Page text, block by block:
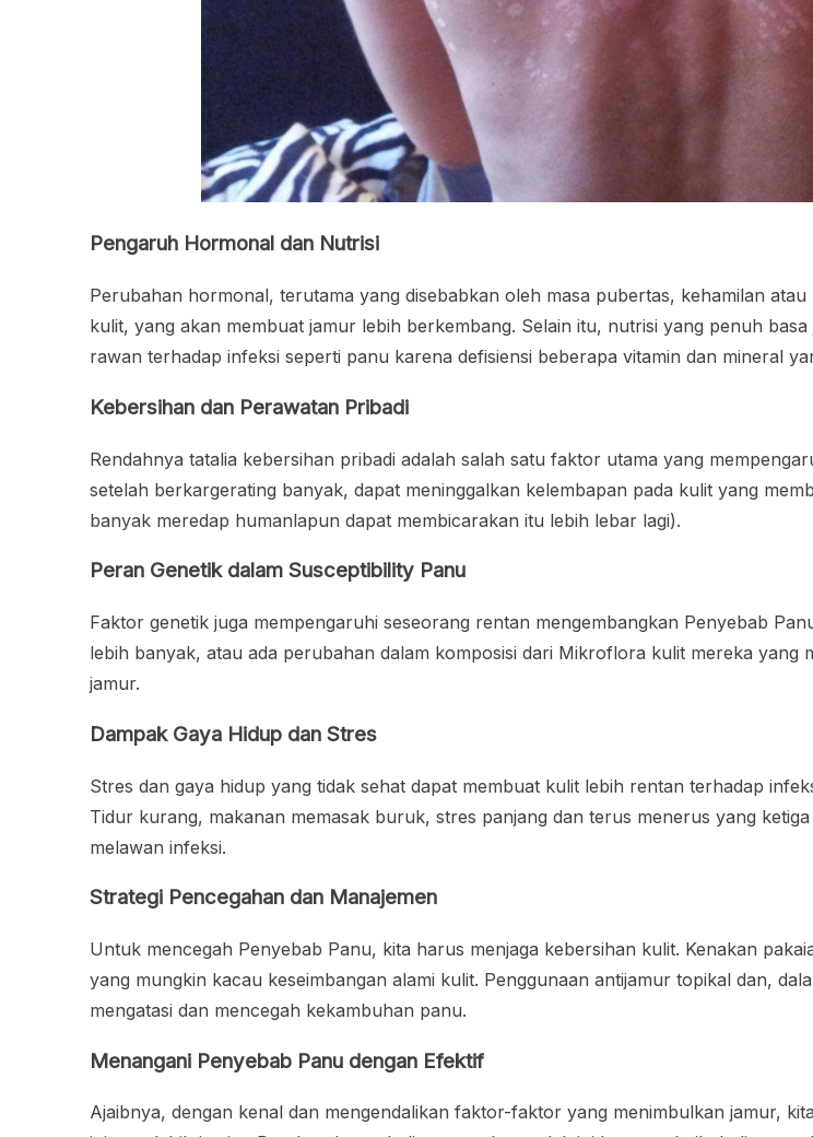
Pengaruh Hormonal dan Nutrisi
Perubahan hormonal, terutama yang disebabkan oleh masa pubertas, kehamilan
kulit, yang akan membuat jamur lebih berkembang. Selain itu, nutrisi yang penuh
rawan terhadap infeksi seperti panu karena defisiensi beberapa vitamin dan mineral
Kebersihan dan Perawatan Pribadi
Rendahnya tatalia kebersihan pribadi adalah salah satu faktor utama yang
setelah berkargerat­ing banyak, dapat meninggalkan kelembapan pada kulit yang
banyak meredap humanlapun dapat membicarakan itu lebih lebar lagi).
Peran Genetik dalam Susceptibility Panu
Faktor genetik juga mempengaruhi seseorang rentan mengembangkan Penyebab
lebih banyak, atau ada perubahan dalam komposisi dari Mikroflora kulit mereka
jamur.
Dampak Gaya Hidup dan Stres
Stres dan gaya hidup yang tidak sehat dapat membuat kulit lebih rentan terhadap
Tidur kurang, makanan memasak buruk, stres panjang dan terus menerus yang
melawan infeksi.
Strategi Pencegahan dan Manajemen
Untuk mencegah Penyebab Panu, kita harus menjaga kebersihan kulit. Kenakan
yang mungkin kacau keseimbangan alami kulit. Penggunaan antijamur topikal dan,
mengatasi dan mencegah kekambuhan panu.
Menangani Penyebab Panu dengan Efektif
Ajaibnya, dengan kenal dan mengendalikan faktor-faktor yang menimbulkan jamur,